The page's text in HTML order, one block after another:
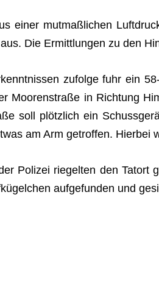
einer mut­maß­li­chen
Die Ermitt­lun­gen zu den
zufolge fuhr ein
Moo­ren­straße in Rich­tung
soll plötz­lich ein
am Arm getrof­fen. Hier­bei
Poli­zei rie­gel­ten den
auf­ge­fun­den und